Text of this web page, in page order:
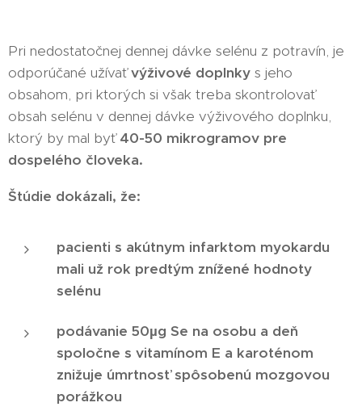
Pri nedostatočnej dennej dávke selénu z potravín, je
odporúčané užívaťvýživové doplnky s jeho
obsahom, pri ktorých si však treba skontrolovať
obsah selénu v dennej dávke výživového doplnku,
ktorý by mal byť40-50 mikrogramov pre
dospelého človeka.
Štúdie dokázali, že:
pacienti s akútnym infarktom myokardu
mali už rok predtým znížené hodnoty
selénu
podávanie 50µg Se na osobu a deň
spoločne s vitamínom E a karoténom
znižuje úmrtnosť spôsobenú mozgovou
porážkou